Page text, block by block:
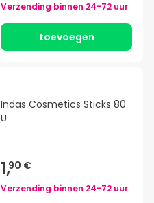
Verzending binnen 24-72 uur
toevoegen
Indas Cosmetics Sticks 80
U
1,90 €
Verzending binnen 24-72 uur